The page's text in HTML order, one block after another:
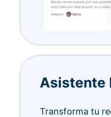
Asistente
Transforma tu